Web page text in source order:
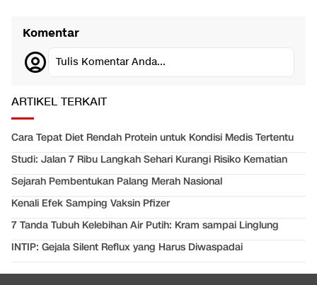
Komentar
Tulis Komentar Anda...
ARTIKEL TERKAIT
Cara Tepat Diet Rendah Protein untuk Kondisi Medis Tertentu
Studi: Jalan 7 Ribu Langkah Sehari Kurangi Risiko Kematian
Sejarah Pembentukan Palang Merah Nasional
Kenali Efek Samping Vaksin Pfizer
7 Tanda Tubuh Kelebihan Air Putih: Kram sampai Linglung
INTIP: Gejala Silent Reflux yang Harus Diwaspadai